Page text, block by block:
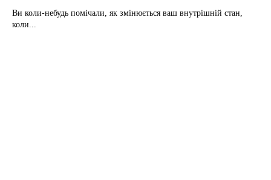
Ви коли-небудь помічали, як змінюється ваш внутрішній стан,
коли...